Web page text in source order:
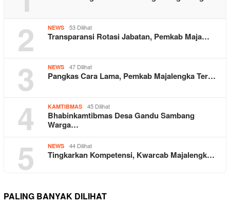
2 NEWS 53 Dilihat
Transparansi Rotasi Jabatan, Pemkab Maja…
3 NEWS 47 Dilihat
Pangkas Cara Lama, Pemkab Majalengka Ter…
4 KAMTIBMAS 45 Dilihat
Bhabinkamtibmas Desa Gandu Sambang
Warga…
5 NEWS 44 Dilihat
Tingkarkan Kompetensi, Kwarcab Majalengk…
PALING BANYAK DILIHAT